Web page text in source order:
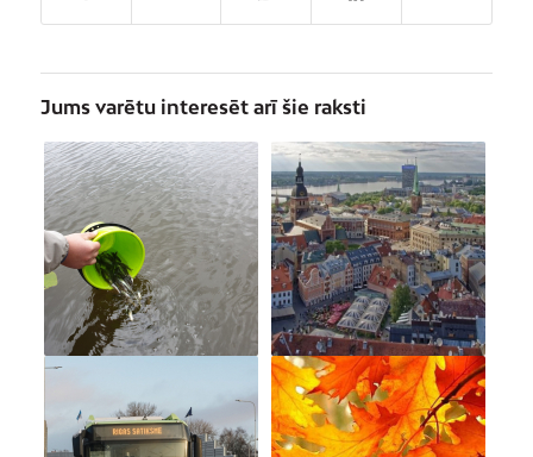
Jums varētu interesēt arī šie raksti